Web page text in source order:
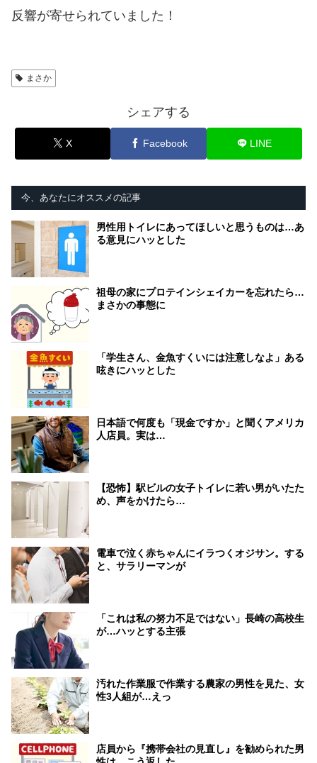
反響が寄せられていました！
まさか
シェアする
X Facebook LINE
今、あなたにオススメの記事
男性用トイレにあってほしいと思うものは…あ
る意見にハッとした
祖母の家にプロテインシェイカーを忘れたら…
まさかの事態に
「学生さん、金魚すくいには注意しなよ」ある
呟きにハッとした
日本語で何度も「現金ですか」と聞くアメリカ
人店員。実は…
【恐怖】駅ビルの女子トイレに若い男がいたた
め、声をかけたら…
電車で泣く赤ちゃんにイラつくオジサン。する
と、サラリーマンが
「これは私の努力不足ではない」長崎の高校生
が…ハッとする主張
汚れた作業服で作業する農家の男性を見た、女
性3人組が…えっ
店員から『携帯会社の見直し』を勧められた男